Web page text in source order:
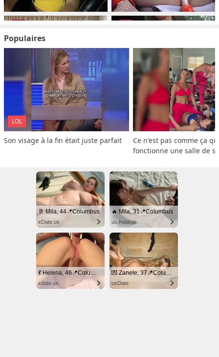
Populaires
LOL
Son visage à la fin était juste parfait
Ce n'est pas comme ça
fonctionne une salle de